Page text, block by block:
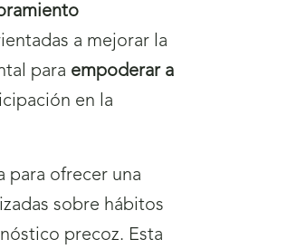
a mejorar la
para empoderar a
en la
para ofrecer una
sobre hábitos
precoz. Esta